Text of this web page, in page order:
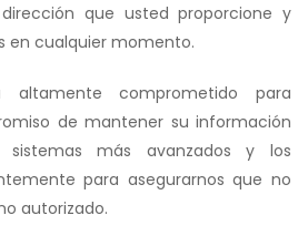
que usted proporcione y
en cualquier momento.
altamente comprometido para
de mantener su información
sistemas más avanzados y los
para asegurarnos que no
autorizado.